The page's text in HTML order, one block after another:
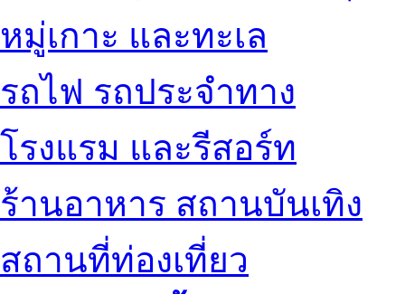
หมู่เกาะ และทะเล
รถไฟ รถประจำทาง
โรงแรม และรีสอร์ท
ร้านอาหาร สถานบันเทิง
สถานที่ท่องเที่ยว